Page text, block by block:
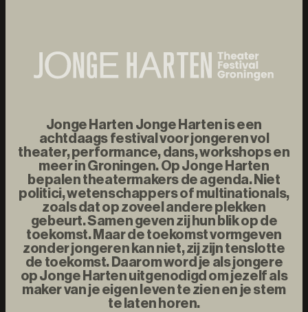
Jonge Harten Jonge Harten is een
achtdaags festival voor jongeren vol
theater, performance, dans, workshops en
meer in Groningen. Op Jonge Harten
bepalen theatermakers de agenda. Niet
politici, wetenschappers of multinationals,
zoals dat op zoveel andere plekken
gebeurt. Samen geven zij hun blik op de
toekomst. Maar de toekomst vormgeven
zonder jongeren kan niet, zij zijn tenslotte
de toekomst. Daarom word je als jongere
op Jonge Harten uitgenodigd om jezelf als
maker van je eigen leven te zien en je stem
te laten horen.